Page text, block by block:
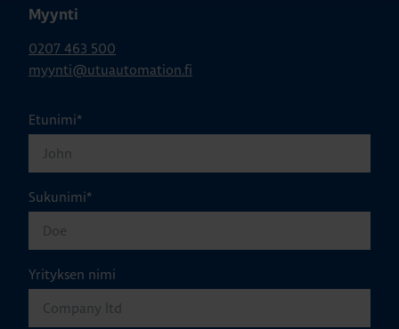
Myynti
0207 463 500
myynti@utuautomation.fi
Etunimi*
Sukunimi*
Yrityksen nimi